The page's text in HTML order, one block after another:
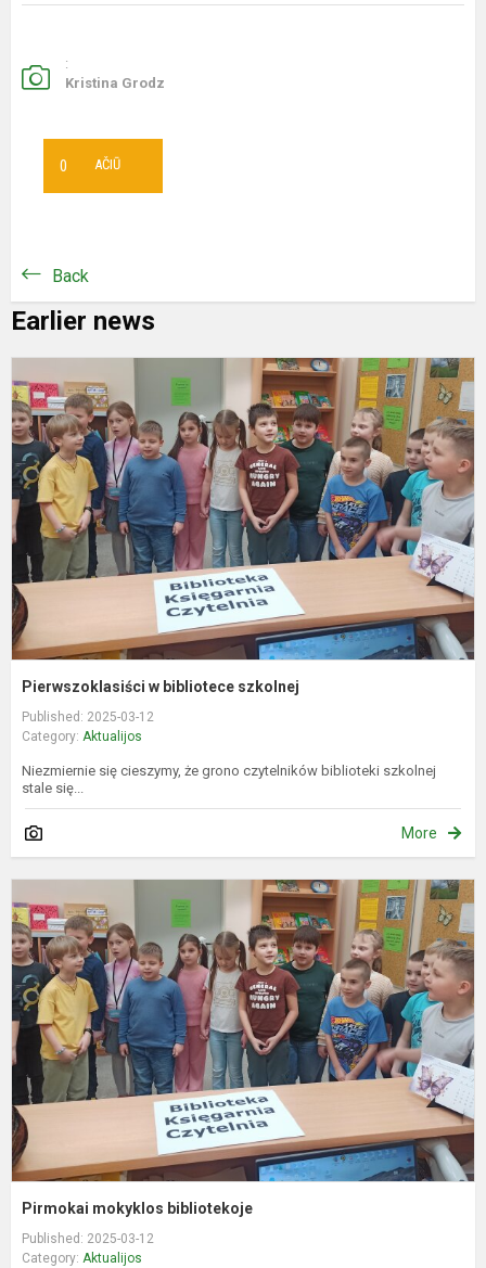
:
Kristina Grodz
AČIŪ
0
Back
Earlier news
Pierwszoklasiści w bibliotece szkolnej
Published: 2025-03-12
Category: Aktualijos
Niezmiernie się cieszymy, ​​że ​​grono czytelników biblioteki szkolnej
stale się...
More
Pirmokai mokyklos bibliotekoje
Published: 2025-03-12
Category: Aktualijos